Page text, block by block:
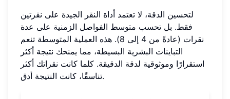
لتحسين الدقة، لا تعتمد أداة النقر الجيدة على نقرتين
فقط. بل تحسب متوسط الفواصل الزمنية على عدة
نقرات (عادةً من 4 إلى 8). هذه العملية المتوسطة تنعم
التباينات البشرية البسيطة، مما يمنحك نتيجة أكثر
استقرارًا وموثوقية لدقة الدقيقة. كلما كانت نقراتك أكثر
تناسقًا، كانت النتيجة أدق.